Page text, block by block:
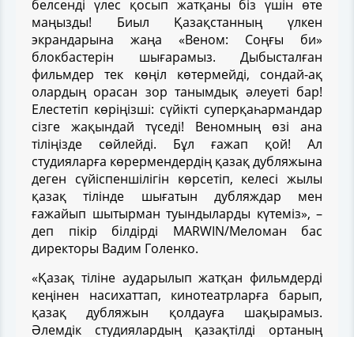
белсенді үлес қосып жатқаны біз үшін өте
маңызды! Биыл Қазақстанның үлкен
экрандарына жаңа «Веном: Соңғы би»
блокбастерін шығарамыз. Дыбысталған
фильмдер тек көңіл көтермейді, сондай-ақ
олардың орасан зор танымдық әлеуеті бар!
Елестетіп көріңізші: сүйікті суперқаһармандар
сізге жақындай түседі! Веномның өзі ана
тіліңізде сөйлейді. Бұл ғажап қой! Ал
студияларға көрермендердің қазақ дубляжына
деген сүйіспеншілігін көрсетіп, келесі жылы
қазақ тілінде шығатын дубляждар мен
ғажайып шытырман туындыларды күтеміз», –
деп пікір білдірді MARWIN/Меломан бас
директоры Вадим Голенко.
«Қазақ тіліне аударылып жатқан фильмдерді
кеңінен насихаттап, кинотеатрларға барып,
қазақ дубляжын қолдауға шақырамыз.
Әлемдік студиялардың қазақтілді ортаның